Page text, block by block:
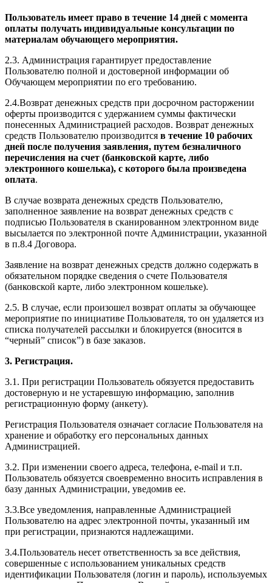
Пользователь имеет право в течение 14 дней с момента
оплаты получать индивидуальные консультации по
материалам обучающего мероприятия.
2.3. Администрация гарантирует предоставление
Пользователю полной и достоверной информации об
Обучающем мероприятии по его требованию.
2.4.Возврат денежных средств при досрочном расторжении
оферты производится с удержанием суммы фактически
понесенных Администрацией расходов. Возврат денежных
средств Пользователю производится в течение 10 рабочих
дней после получения заявления, путем безналичного
перечисления на счет (банковской карте, либо
электронного кошелька), с которого была произведена
оплата.
В случае возврата денежных средств Пользователю,
заполненное заявление на возврат денежных средств с
подписью Пользователя в сканированном электронном виде
высылается по электронной почте Администрации, указанной
в п.8.4 Договора.
Заявление на возврат денежных средств должно содержать в
обязательном порядке сведения о счете Пользователя
(банковской карте, либо электронном кошельке).
2.5. В случае, если произошел возврат оплаты за обучающее
мероприятие по инициативе Пользователя, то он удаляется из
списка получателей рассылки и блокируется (вносится в
“черный” список”) в базе заказов.
3. Регистрация.
3.1. При регистрации Пользователь обязуется предоставить
достоверную и не устаревшую информацию, заполнив
регистрационную форму (анкету).
Регистрация Пользователя означает согласие Пользователя на
хранение и обработку его персональных данных
Администрацией.
3.2. При изменении своего адреса, телефона, e-mail и т.п.
Пользователь обязуется своевременно вносить исправления в
базу данных Администрации, уведомив ее.
3.3.Все уведомления, направленные Администрацией
Пользователю на адрес электронной почты, указанный им
при регистрации, признаются надлежащими.
3.4.Пользователь несет ответственность за все действия,
совершенные с использованием уникальных средств
идентификации Пользователя (логин и пароль), используемых